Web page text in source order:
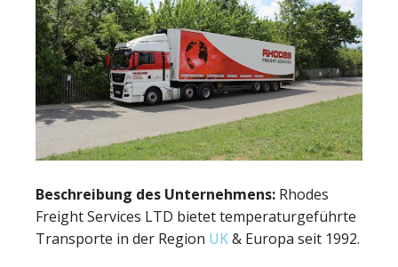
Beschreibung des Unternehmens: Rhodes
Freight Services LTD bietet temperaturgeführte
Transporte in der Region UK& Europa seit 1992.